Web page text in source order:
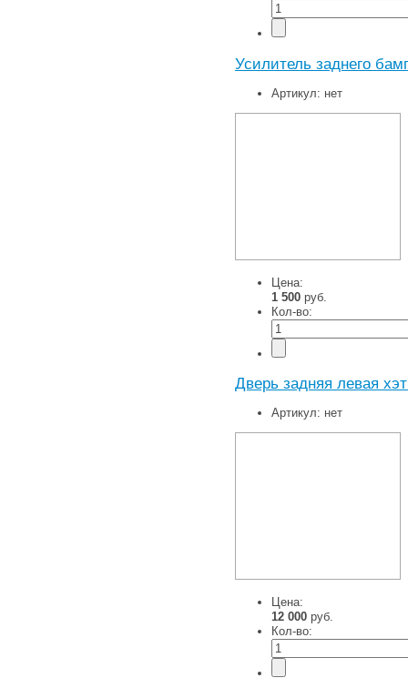
Усилитель заднего
Артикул: нет
Цена:
1 500 руб.
Кол-во:
Дверь задняя левая
Артикул: нет
Цена:
12 000 руб.
Кол-во: